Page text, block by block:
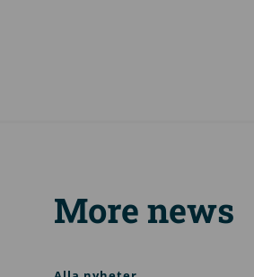
More news